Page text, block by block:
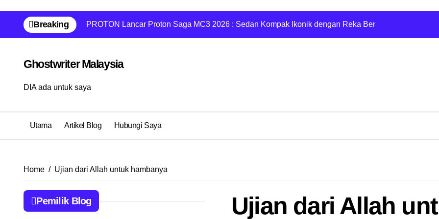
content
Breaking PROTON Lancar Proton Saga MC3 2026 : Sedan Kompak Ikonik dengan Reka Bentuk ModenBuyback Emas
Ghostwriter Malaysia
DIA ada untuk saya
Utama Artikel Blog Hubungi Saya
Home Ujian dari Allah untuk hambanya
Pemilik Blog Ujian dari Allah